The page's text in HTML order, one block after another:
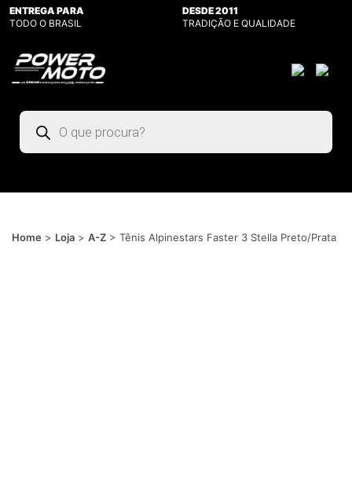
ENTREGA PARA
TODO O BRASIL
DESDE 2011
TRADIÇÃO E QUALIDADE
Pesquisar
produtos
Home > Loja > A-Z > Tênis Alpinestars Faster 3 Stella Preto/Prata